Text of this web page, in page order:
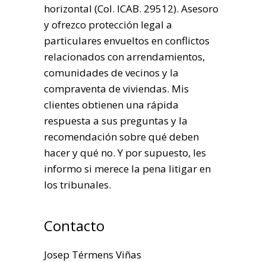
horizontal (Col. ICAB. 29512). Asesoro
y ofrezco protección legal a
particulares envueltos en conflictos
relacionados con arrendamientos,
comunidades de vecinos y la
compraventa de viviendas. Mis
clientes obtienen una rápida
respuesta a sus preguntas y la
recomendación sobre qué deben
hacer y qué no. Y por supuesto, les
informo si merece la pena litigar en
los tribunales.
Contacto
Josep Térmens Viñas